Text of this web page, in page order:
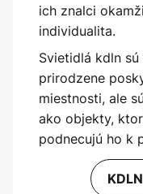
ich znalci
individualita.
Svietidlá kdln
prirodzene
miestnosti, ale
ako objekty,
podnecujú ho k